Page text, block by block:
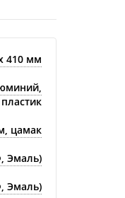
410 мм
пластик
цамак
Эмаль)
Эмаль)